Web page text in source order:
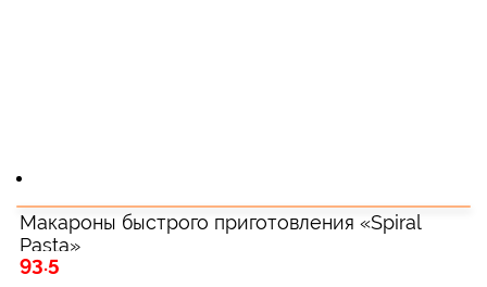
Макароны быстрого приготовления «Spiral
Pasta»
93.5